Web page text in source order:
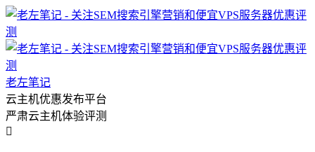
老左笔记
云主机优惠发布平台
严肃云主机体验评测
